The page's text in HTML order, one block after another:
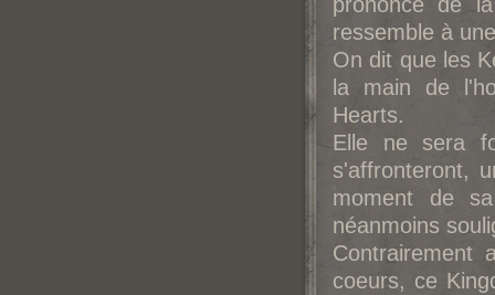
ressemble à
On dit que les
la main de
Hearts.
Elle ne sera
s'affronteront,
moment de
néanmoins
Contrairement
coeurs, ce